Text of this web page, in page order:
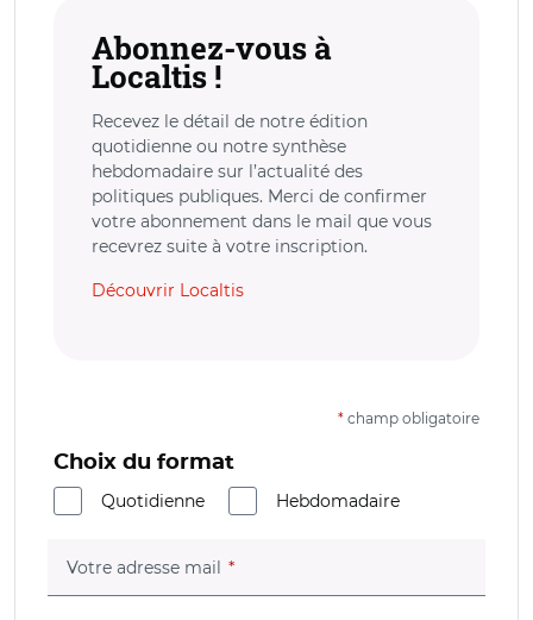
Abonnez-vous à
Localtis !
Recevez le détail de notre édition
quotidienne ou notre synthèse
hebdomadaire sur l’actualité des
politiques publiques. Merci de confirmer
votre abonnement dans le mail que vous
recevrez suite à votre inscription.
Découvrir Localtis
* champ obligatoire
Choix du format
Quotidienne
Hebdomadaire
Votre adresse mail (champ obligatoire)